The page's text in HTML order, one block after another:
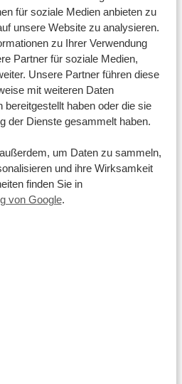
für soziale Medien anbieten zu
unsere Website zu analysieren.
zu Ihrer Verwendung
Partner für soziale Medien,
Unsere Partner führen diese
mit weiteren Daten
haben oder die sie
der Dienste gesammelt haben.
um Daten zu sammeln,
und ihre Wirksamkeit
finden Sie in
von Google.
sprechen
in Uganda sind Englisch
allerdings erst 1962 seine
Königreich erlangte,
in Uganda Englisch.
Zeichen des Respekts, mit
Suaheli-Vokabeln bringen
zum Lächeln, sondern